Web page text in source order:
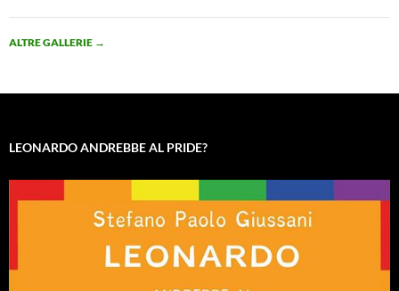
ALTRE GALLERIE →
LEONARDO ANDREBBE AL PRIDE?